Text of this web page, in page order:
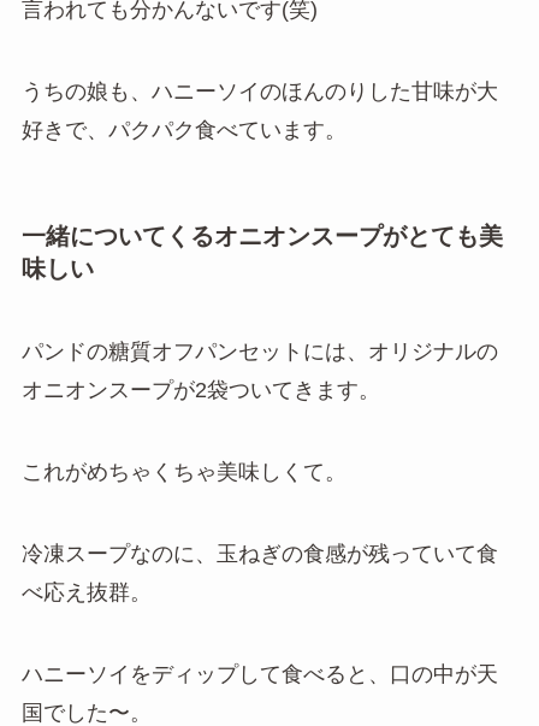
言われても分かんないです(笑)
うちの娘も、ハニーソイのほんのりした甘味が大
好きで、パクパク食べています。
一緒についてくるオニオンスープがとても美
味しい
パンドの糖質オフパンセットには、オリジナルの
オニオンスープが2袋ついてきます。
これがめちゃくちゃ美味しくて。
冷凍スープなのに、玉ねぎの食感が残っていて食
べ応え抜群。
ハニーソイをディップして食べると、口の中が天
国でした〜。